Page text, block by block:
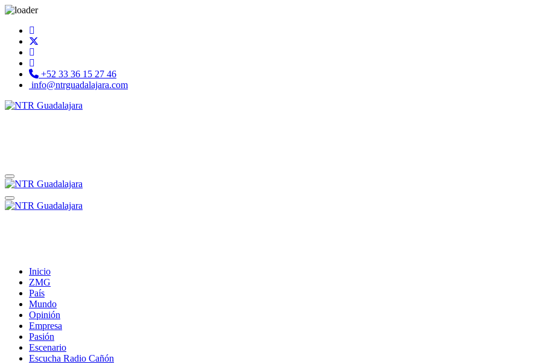
+52 33 36 15 27 46
info@ntrguadalajara.com
Inicio
ZMG
País
Mundo
Opinión
Empresa
Pasión
Escenario
Escucha Radio Cañón